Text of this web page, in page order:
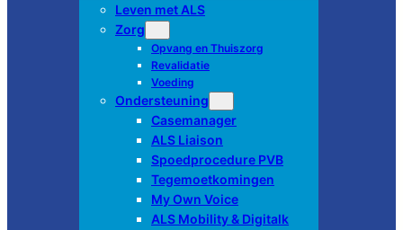
Leven met ALS
Zorg
Opvang en Thuiszorg
Revalidatie
Voeding
Ondersteuning
Casemanager
ALS Liaison
Spoedprocedure PVB
Tegemoetkomingen
My Own Voice
ALS Mobility & Digitalk